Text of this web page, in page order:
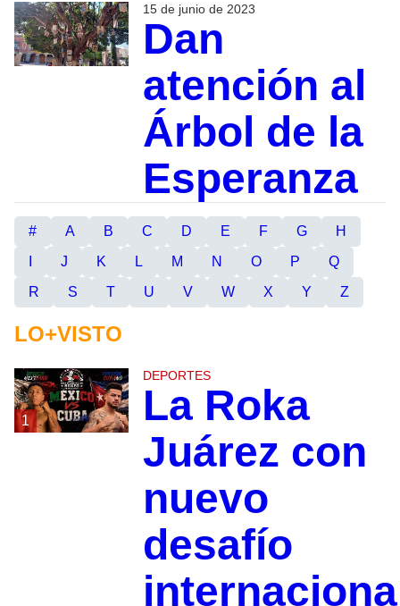
15 de junio de 2023
Dan
atención al
Árbol de la
Esperanza
# A B C D E F G
H
J K L M N O P
Q
R
S T U V W X Y Z
LO+VISTO
1
DEPORTES
La Roka
Juárez con
nuevo
desafío